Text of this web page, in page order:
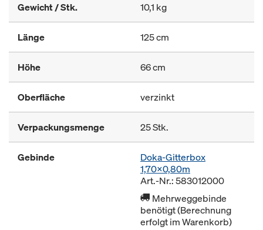
Gewicht / Stk. 10,1 kg
Länge 125 cm
Höhe 66 cm
Oberfläche verzinkt
Verpackungsmenge 25 Stk.
Gebinde
Doka-Gitterbox
1,70x0,80m
Art.-Nr.: 583012000
Mehrweggebinde
benötigt (Berechnung
erfolgt im Warenkorb)